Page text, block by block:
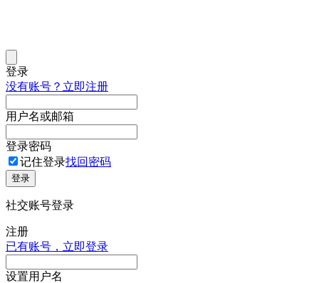
登录
没有账号？立即注册
用户名或邮箱
登录密码
记住登录找回密码
登录
社交账号登录
注册
已有账号，立即登录
设置用户名